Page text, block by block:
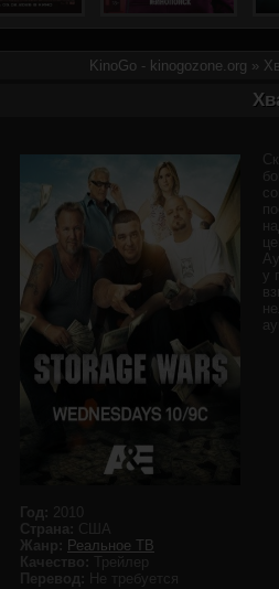
KinoGo - kinogozone.org »
Год: 2010
Страна: США
Жанр: Реальное ТВ
Качество: Трейлер
Перевод: Не требуется